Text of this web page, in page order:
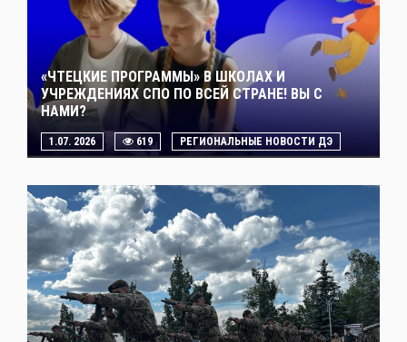
«ЧТЕЦКИЕ ПРОГРАММЫ» В ШКОЛАХ И
УЧРЕЖДЕНИЯХ СПО ПО ВСЕЙ СТРАНЕ! ВЫ С
НАМИ?
1.07. 2026 619 РЕГИОНАЛЬНЫЕ НОВОСТИ ДЭ